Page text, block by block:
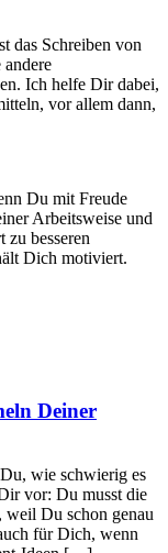
das Schreiben von
Ich helfe Dir dabei,
vor allem dann,
Du mit Freude
Arbeitsweise und
besseren
Dich motiviert.
Deiner
wie schwierig es
vor: Du musst die
weil Du schon genau
für Dich, wenn